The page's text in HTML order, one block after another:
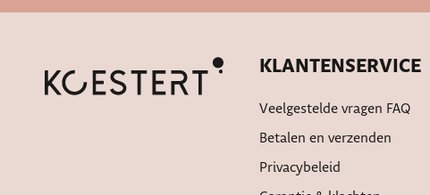
KLANTENSERVICE
Veelgestelde vragen FAQ
Betalen en verzenden
Privacybeleid